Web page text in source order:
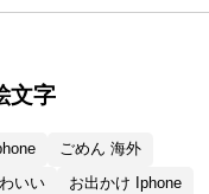
文字
Iphone
ごめん 海外
わいい
お出かけ Iphone